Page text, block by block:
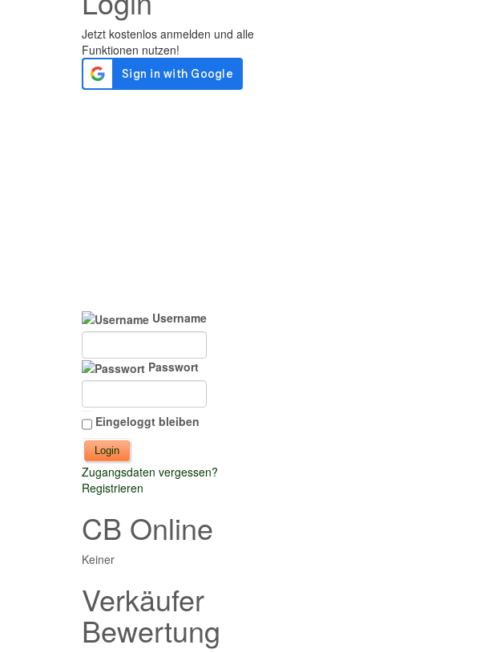
Username
Passwort
Eingeloggt bleiben
Zugangsdaten vergessen?
Registrieren
CB Online
Keiner
Verkäufer
Bewertung